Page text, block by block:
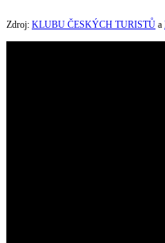
Zdroj: KLUBU ČESKÝCH TURISTŮ a